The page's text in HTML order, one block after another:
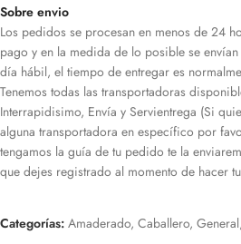
Sobre envio
Los pedidos se procesan en menos de 24
pago y en la medida de lo posible se
día hábil, el tiempo de entregar es
Tenemos todas las transportadoras
Interrapidisimo, Envía y Servientrega (Si
alguna transportadora en específico por
tengamos la guía de tu pedido te la
que dejes registrado al momento de hacer
Categorías: Amaderado, Caballero, General,